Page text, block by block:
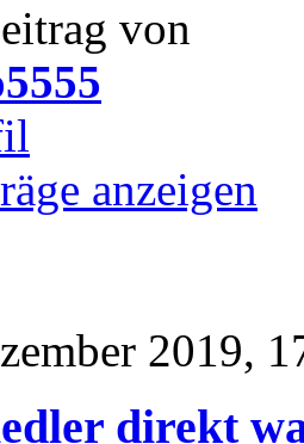
von
anzeigen
2019,
direkt